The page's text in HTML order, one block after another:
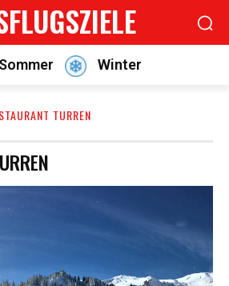
Sommer Winter
TURREN